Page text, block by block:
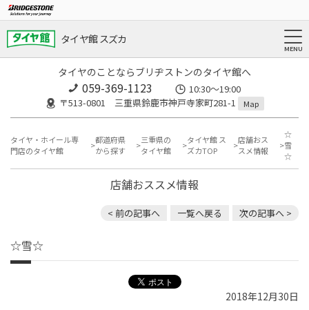
タイヤ館 スズカ
タイヤのことならブリヂストンのタイヤ館へ
059-369-1123
10:30～19:00
〒513-0801 三重県鈴鹿市神戸寺家町281-1
Map
タイヤ・ホイール専
門店のタイヤ館
都道府県
から探す
三重県の
タイヤ館
タイヤ館 ス
ズカTOP
店舗おス
スメ情報
☆
雪
☆
店舗おススメ情報
< 前の記事へ 一覧へ戻る 次の記事へ >
☆雪☆
2018年12月30日